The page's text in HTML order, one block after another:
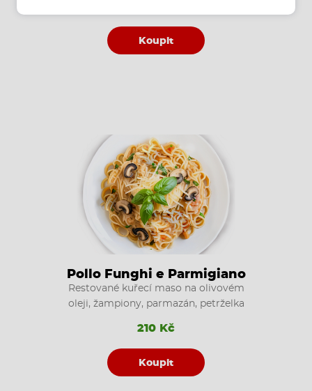
Koupit
Pollo Funghi e Parmigiano
Restované kuřecí maso na olivovém
oleji, žampiony, parmazán, petrželka
210 Kč
Koupit